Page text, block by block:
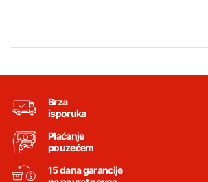
Brza
isporuka
Plaćanje
pouzećem
15 dana garancije